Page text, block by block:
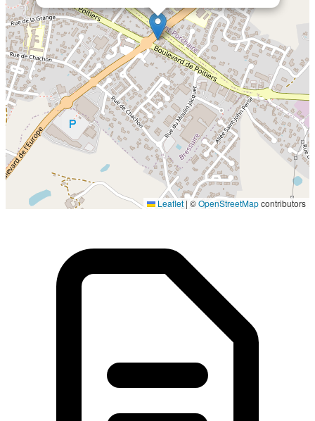
Localisation en cours...
Leaflet | ©OpenStreetMapcontributors